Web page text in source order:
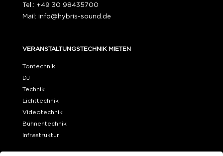
Tel.: +49 30 98435700
Mail: info@hybris-sound.de
VERANSTALTUNGSTECHNIK MIETEN
Tontechnik
DJ-
Technik
Lichttechnik
Videotechnik
Bühnentechnik
Infrastruktur